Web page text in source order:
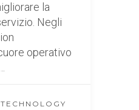
la
Negli
operativo